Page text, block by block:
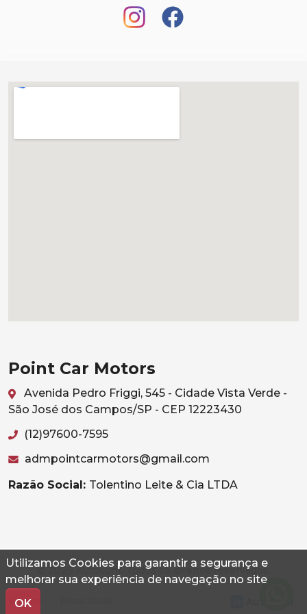
Utilizamos Cookies para garantir a segurança e
melhorar sua experiência de navegação no site
OK
Point Car Motors
Avenida Pedro Friggi, 545 - Cidade Vista Verde -
São José dos Campos/SP - CEP 12223430
(12)97600-7595
admpointcarmotors@gmail.com
Razão Social: Tolentino Leite & Cia LTDA
© 2026 Autoconf. Todos os direitos reservados.
Termos